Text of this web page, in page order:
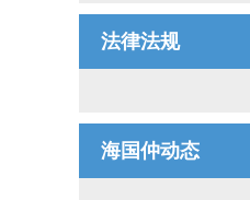
法律法规
海国仲动态